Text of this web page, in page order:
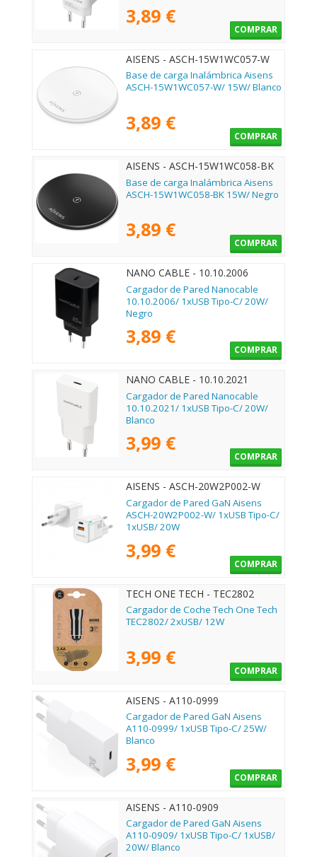
3,89 €
COMPRAR
AISENS - ASCH-15W1WC057-W
Base de carga Inalámbrica Aisens
ASCH-15W1WC057-W/ 15W/ Blanco
3,89 €
COMPRAR
AISENS - ASCH-15W1WC058-BK
Base de carga Inalámbrica Aisens
ASCH-15W1WC058-BK 15W/ Negro
3,89 €
COMPRAR
NANO CABLE - 10.10.2006
Cargador de Pared Nanocable
10.10.2006/ 1xUSB Tipo-C/ 20W/
Negro
3,89 €
COMPRAR
NANO CABLE - 10.10.2021
Cargador de Pared Nanocable
10.10.2021/ 1xUSB Tipo-C/ 20W/
Blanco
3,99 €
COMPRAR
AISENS - ASCH-20W2P002-W
Cargador de Pared GaN Aisens
ASCH-20W2P002-W/ 1xUSB Tipo-C/
1xUSB/ 20W
3,99 €
COMPRAR
TECH ONE TECH - TEC2802
Cargador de Coche Tech One Tech
TEC2802/ 2xUSB/ 12W
3,99 €
COMPRAR
AISENS - A110-0999
Cargador de Pared GaN Aisens
A110-0999/ 1xUSB Tipo-C/ 25W/
Blanco
3,99 €
COMPRAR
AISENS - A110-0909
Cargador de Pared GaN Aisens
A110-0909/ 1xUSB Tipo-C/ 1xUSB/
20W/ Blanco